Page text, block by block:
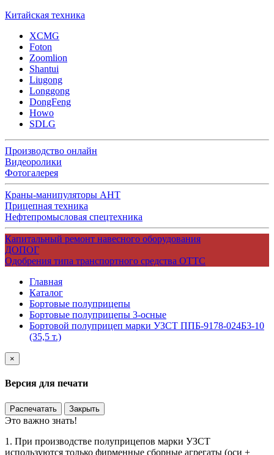
Китайская техника
XCMG
Foton
Zoomlion
Shantui
Liugong
Longgong
DongFeng
Howo
SDLG
Производство онлайн
Видеоролики
Фотогалерея
Краны-манипуляторы АНТ
Прицепная техника
Нефтепромысловая спецтехника
Капитальный ремонт навесного оборудования
ДОПОГ
Одобрения типа транспортного средства ОТТС
Главная
Каталог
Бортовые полуприцепы
Бортовые полуприцепы 3-осные
Бортовой полуприцеп марки УЗСТ ППБ-9178-024Б3-10
(35,5 т.)
×
Версия для печати
Распечатать Закрыть
Это важно знать!
1. При производстве полуприцепов марки УЗСТ
используются только фирменные сборные агрегаты (оси +